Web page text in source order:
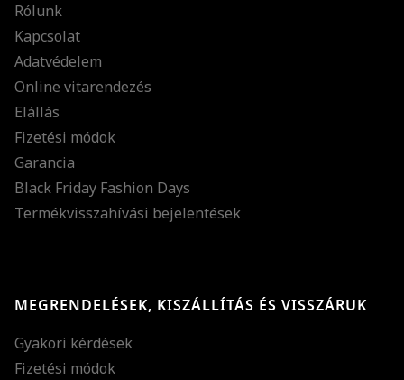
Rólunk
Kapcsolat
Adatvédelem
Online vitarendezés
Elállás
Fizetési módok
Garancia
Black Friday Fashion Days
Termékvisszahívási bejelentések
MEGRENDELÉSEK, KISZÁLLÍTÁS ÉS VISSZÁRUK
Gyakori kérdések
Fizetési módok